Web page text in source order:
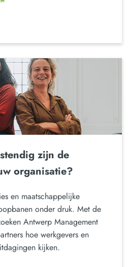
zijn de
organisatie?
en maatschappelijke
onder druk. Met de
Antwerp Management
hoe werkgevers en
kijken.